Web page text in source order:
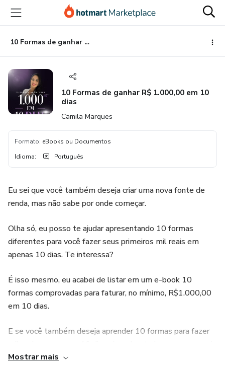
para
conteúdo
principal
para
pagamento
para
rodapé
10 Formas de ganhar R$ 1.000,00 em 10 dias
10 Formas de ganhar R$ 1.000,00 em 10
dias
Camila Marques
Formato: eBooks ou Documentos
Idioma: Português
Eu sei que você também deseja criar uma nova fonte de
renda, mas não sabe por onde começar.
Olha só, eu posso te ajudar apresentando 10 formas
diferentes para você fazer seus primeiros mil reais em
apenas 10 dias. Te interessa?
É isso mesmo, eu acabei de listar em um e-book 10
formas comprovadas para faturar, no mínimo, R$1.000,00
em 10 dias.
E se você também deseja aprender 10 formas para fazer
para você!
Mostrar mais